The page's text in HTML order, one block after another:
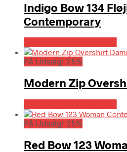
Indigo Bow 134
Contemporary
På Udsalg! 25%
Modern Zip
På Udsalg! 25%
Red Bow 123